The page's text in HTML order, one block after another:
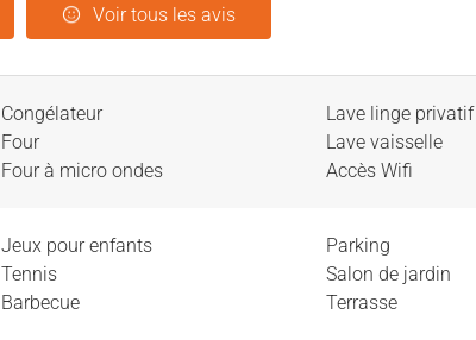
Voir tous les avis
Congélateur
Four
Four à micro ondes
Lave linge privatif
Lave vaisselle
Accès Wifi
Jeux pour enfants
Tennis
Barbecue
Parking
Salon de jardin
Terrasse